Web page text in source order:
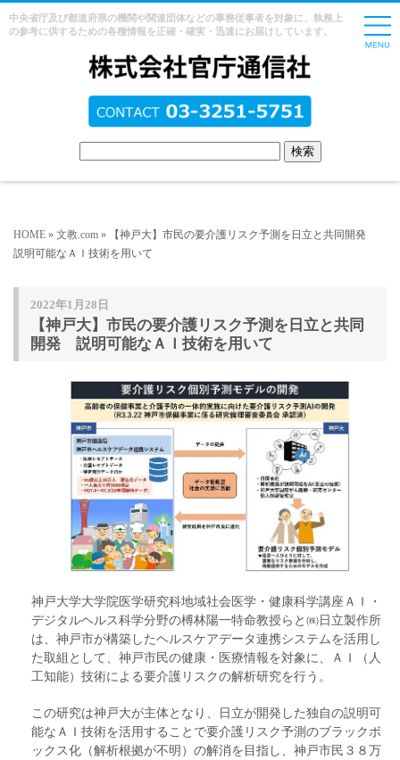
中央省庁及び都道府県の機関や関連団体などの事務従事者を対象に、執務上
の参考に供するための各種情報を正確・確実・迅速にお届けしています。
HOME » 文教.com » 【神戸大】市民の要介護リスク予測を日立と共同開発
説明可能なＡＩ技術を用いて
2022年1月28日
【神戸大】市民の要介護リスク予測を日立と共同
開発 説明可能なＡＩ技術を用いて
神戸大学大学院医学研究科地域社会医学・健康科学講座ＡＩ・
デジタルヘルス科学分野の榑林陽一特命教授らと㈱日立製作所
は、神戸市が構築したヘルスケアデータ連携システムを活用し
た取組として、神戸市民の健康・医療情報を対象に、ＡＩ（人
工知能）技術による要介護リスクの解析研究を行う。
この研究は神戸大が主体となり、日立が開発した独自の説明可
能なＡＩ技術を活用することで要介護リスク予測のブラックボ
ックス化（解析根拠が不明）の解消を目指し、神戸市民３８万